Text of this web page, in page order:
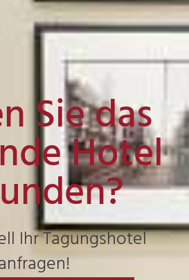
Sie das
Hotel
Ihr Tagungshotel